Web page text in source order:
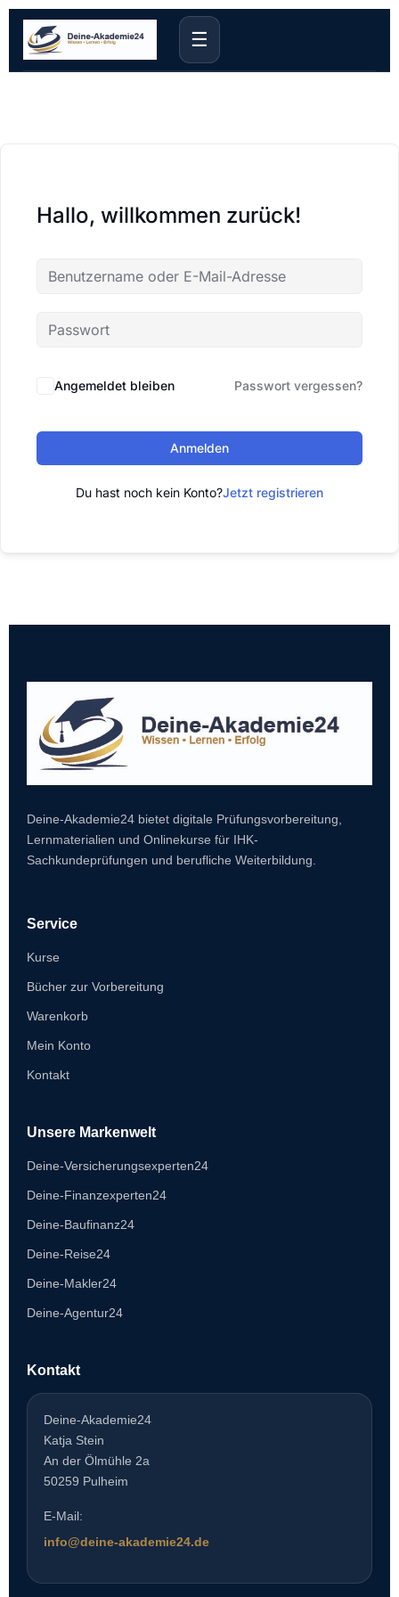
☰
Hallo, willkommen zurück!
Angemeldet bleiben Passwort vergessen?
Anmelden
Du hast noch kein Konto?Jetzt registrieren
Deine-Akademie24 bietet digitale Prüfungsvorbereitung,
Lernmaterialien und Onlinekurse für IHK-
Sachkundeprüfungen und berufliche Weiterbildung.
Service
Kurse
Bücher zur Vorbereitung
Warenkorb
Mein Konto
Kontakt
Unsere Markenwelt
Deine-Versicherungsexperten24
Deine-Finanzexperten24
Deine-Baufinanz24
Deine-Reise24
Deine-Makler24
Deine-Agentur24
Kontakt
Deine-Akademie24
Katja Stein
An der Ölmühle 2a
50259 Pulheim
E-Mail:
info@deine-akademie24.de